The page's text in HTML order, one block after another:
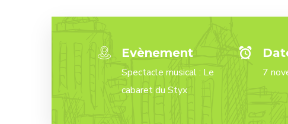
Evènement
Spectacle musical : Le
cabaret du Styx
7